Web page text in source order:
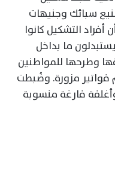
سبائك وجنيهات
التشكيل كانوا
ما بداخل
وطرحها للمواطنين
فواتير مزورة. وضُبطت
فارغة منسوبة